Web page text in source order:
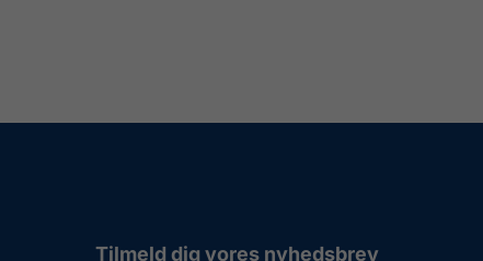
Tilmeld dig vores nyhedsbrev